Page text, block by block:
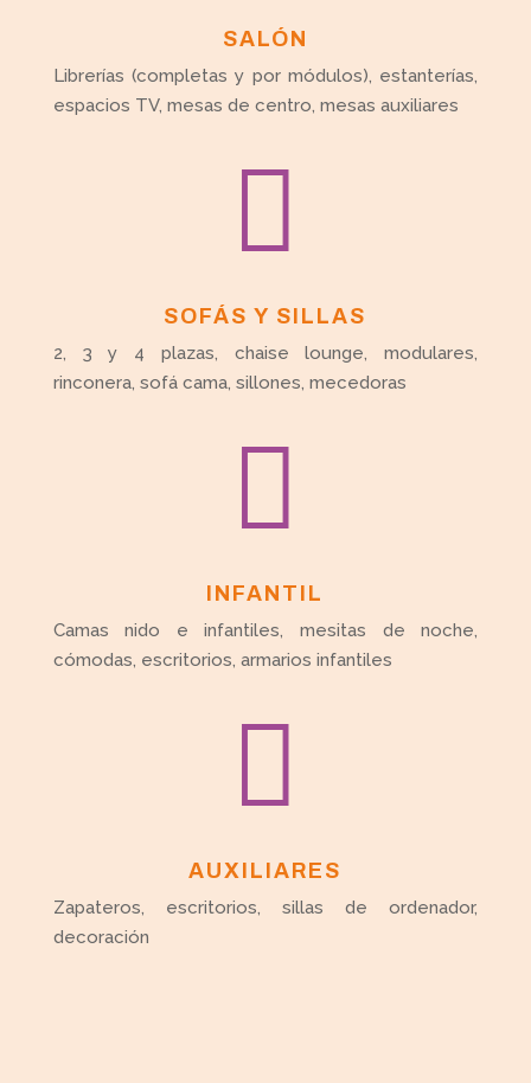
SALÓN
Librerías (completas y por módulos), estanterías,
espacios TV, mesas de centro, mesas auxiliares

SOFÁS Y SILLAS
2, 3 y 4 plazas, chaise lounge, modulares,
rinconera, sofá cama, sillones, mecedoras

INFANTIL
Camas nido e infantiles, mesitas de noche,
cómodas, escritorios, armarios infantiles

AUXILIARES
Zapateros, escritorios, sillas de ordenador,
decoración